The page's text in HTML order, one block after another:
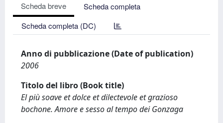
Scheda breve
Scheda completa
Scheda completa (DC)
Anno di pubblicazione (Date of publication)
2006
Titolo del libro (Book title)
El più soave et dolce et dilectevole et grazioso
bochone. Amore e sesso al tempo dei Gonzaga